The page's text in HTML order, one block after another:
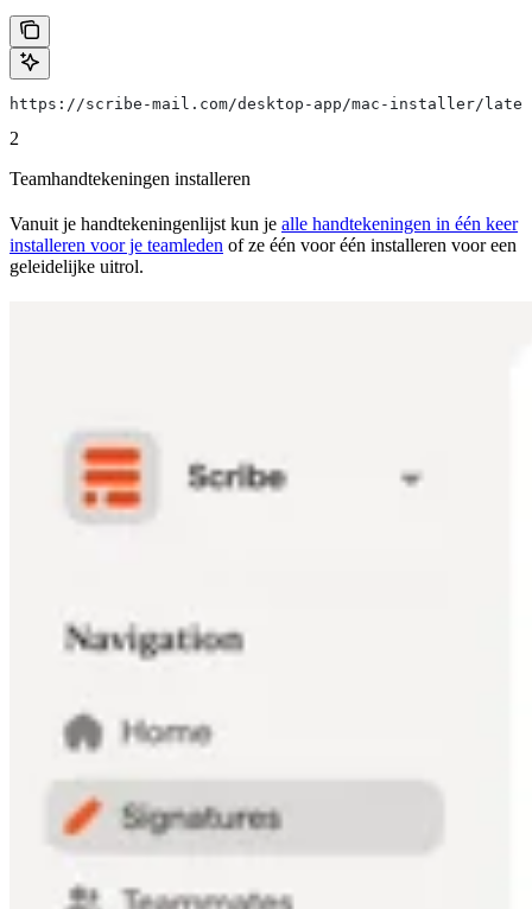
https://scribe-mail.com/desktop-app/mac-installer/
2
Teamhandtekeningen installeren
Vanuit je handtekeningenlijst kun je alle handtekeningen in één keer
installeren voor je teamleden of ze één voor één installeren voor een
geleidelijke uitrol.